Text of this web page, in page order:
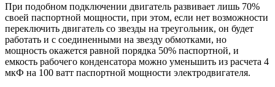
При подобном подключении двигатель развивает лишь 70%
своей паспортной мощности, при этом, если нет возможности
переключить двигатель со звезды на треугольник, он будет
работать и с соединенными на звезду обмотками, но
мощность окажется равной порядка 50% паспортной, и
емкость рабочего конденсатора можно уменьшить из расчета 4
мкФ на 100 ватт паспортной мощности электродвигателя.